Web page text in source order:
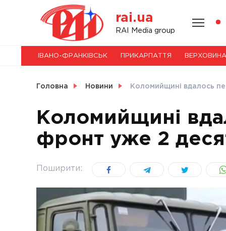
rai.ua
RAI Media group
НОВИНИ
СВІТ
УКРАЇНА
ІВАНО-ФРАНКІВСЬК ПРИКАРПАТТЯ ВЕРХОВИНА
Головна Новини Коломийщині вдалось
Коломийщині
фронт уже 2
Поширити: